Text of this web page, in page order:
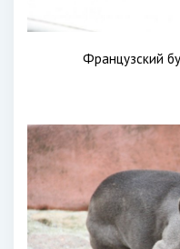
Французский